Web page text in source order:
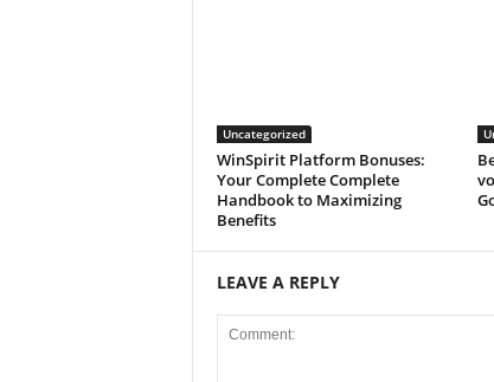
Uncategorized
WinSpirit Platform Bonuses:
Your Complete Complete
Handbook to Maximizing
Benefits
LEAVE A REPLY